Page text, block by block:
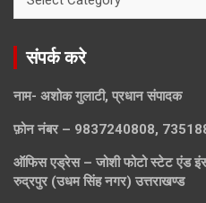
संपर्क करे
नाम- अशोक गुलाटी, प्रधान संपादक
फ़ोन नंबर – 9837240808,
ऑफिस एड्रेस – जोशी फोटो स्टेट एंड
रुद्रपुर (उधम सिंह नगर) उत्तराखण्ड